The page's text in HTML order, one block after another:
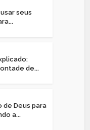
seus
de...
de Deus para
a...